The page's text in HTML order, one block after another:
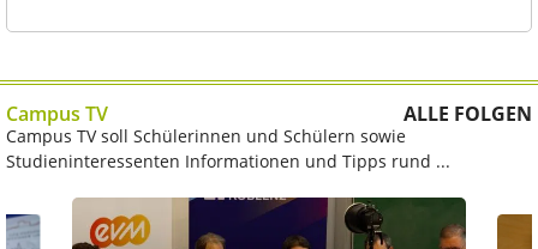
Campus TV ALLE FOLGEN
Campus TV soll Schülerinnen und Schülern sowie
Studieninteressenten Informationen und Tipps rund ...